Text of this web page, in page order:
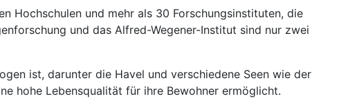
Hochschulen und mehr als 30 Forschungsinstituten, die
und das Alfred-Wegener-Institut sind nur zwei
ist, darunter die Havel und verschiedene Seen wie der
hohe Lebensqualität für ihre Bewohner ermöglicht.